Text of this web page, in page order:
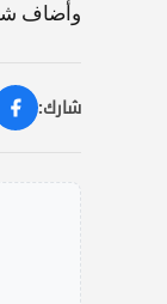
وأضاف
شارك: